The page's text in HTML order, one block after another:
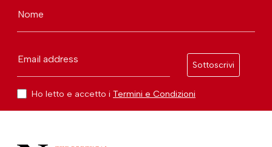
Nome
Email address
Sottoscrivi
Ho letto e accetto i Termini e Condizioni